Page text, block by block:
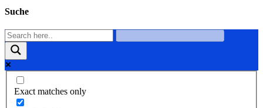
Suche
Exact matches only